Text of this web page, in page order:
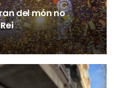
del món no